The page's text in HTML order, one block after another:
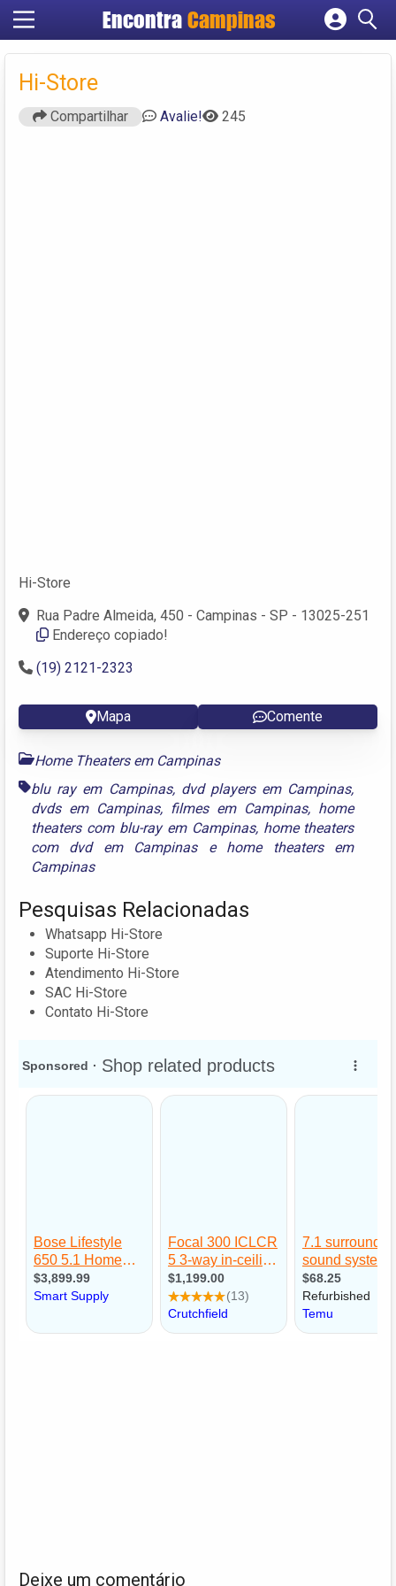
Encontra Campinas
Cadastrar empresa
Hi-Store
Compartilhar Avalie! 245
Hi-Store
Rua Padre Almeida, 450 - Campinas - SP - 13025-251
Endereço copiado!
(19) 2121-2323
Mapa Comente
Home Theaters em Campinas
blu ray em Campinas, dvd players em Campinas,
dvds em Campinas, filmes em Campinas, home
theaters com blu-ray em Campinas, home theaters
com dvd em Campinase home theaters em
Campinas
Pesquisas Relacionadas
Whatsapp Hi-Store
Suporte Hi-Store
Atendimento Hi-Store
SAC Hi-Store
Contato Hi-Store
Deixe um comentário